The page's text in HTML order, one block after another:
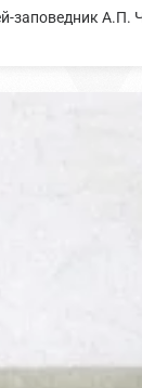
А.П.